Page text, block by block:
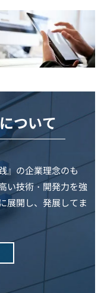
ついて
』の企業理念のも
い技術・開発力を強
展開し、発展してま